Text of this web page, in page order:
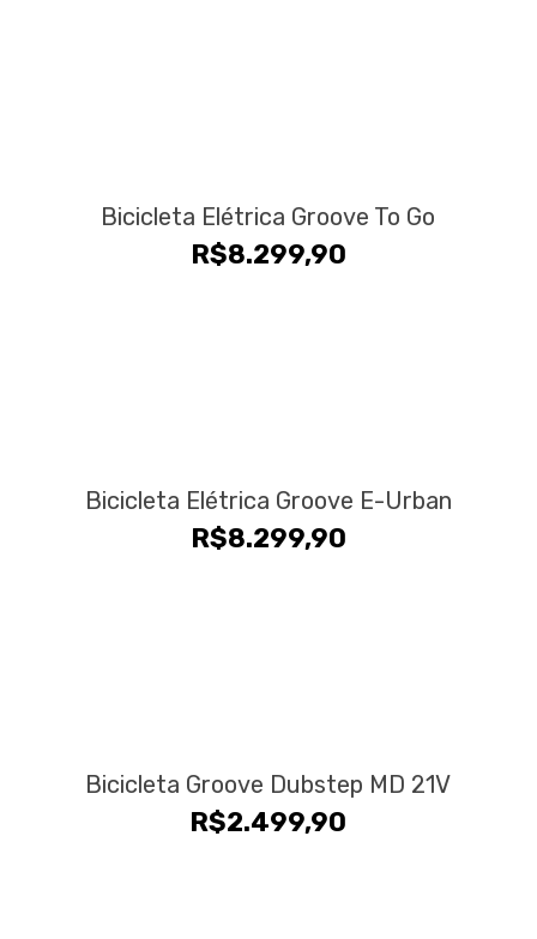
Bicicleta Elétrica Groove To Go
R$8.299,90
Bicicleta Elétrica Groove E-Urban
R$8.299,90
Bicicleta Groove Dubstep MD 21V
R$2.499,90